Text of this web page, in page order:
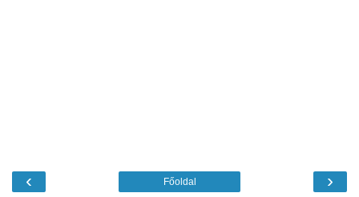
‹ ›
Főoldal